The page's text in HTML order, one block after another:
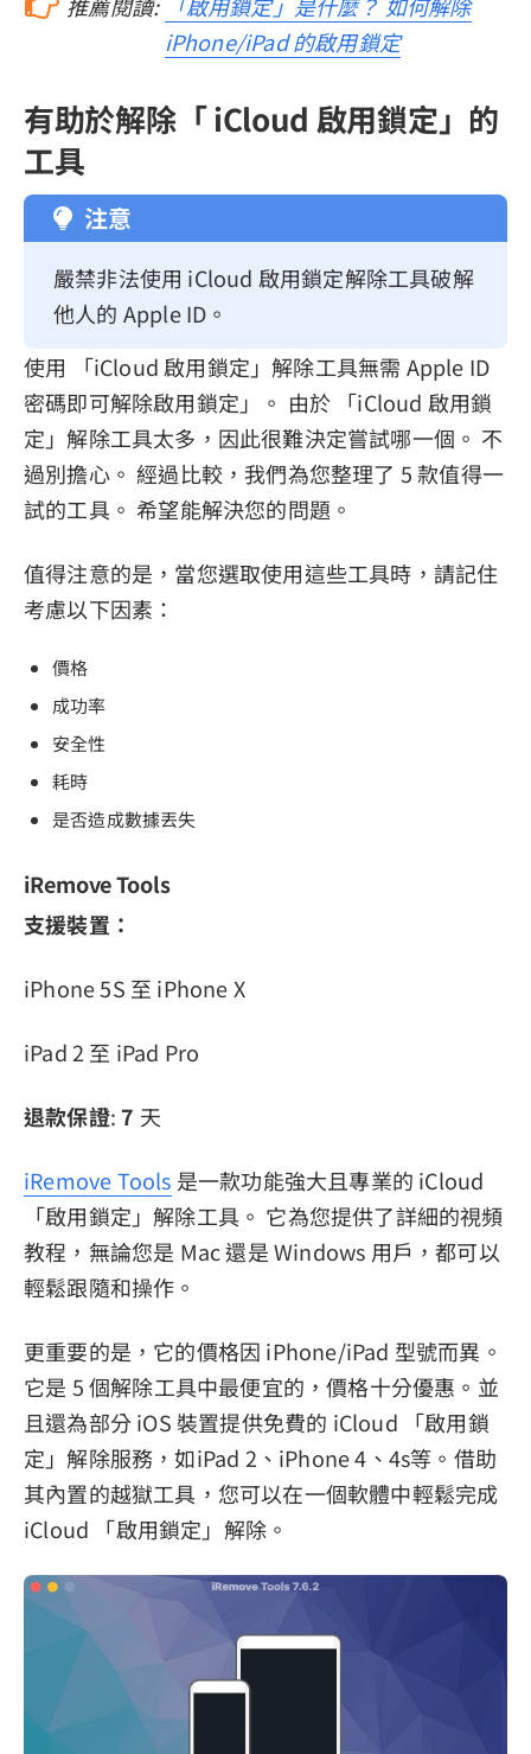
iPhone/iPad 的啟用鎖定
有助於解除「 iCloud 啟用鎖定」的
工具
注意
嚴禁非法使用 iCloud 啟用鎖定解除工具破解
他人的 Apple ID。
使用 「iCloud 啟用鎖定」解除工具無需 Apple ID
密碼即可解除啟用鎖定」。 由於 「iCloud 啟用鎖
定」解除工具太多，因此很難決定嘗試哪一個。 不
過別擔心。 經過比較，我們為您整理了 5 款值得一
試的工具。 希望能解決您的問題。
值得注意的是，當您選取使用這些工具時，請記住
考慮以下因素：
價格
成功率
安全性
耗時
是否造成數據丟失
iRemove Tools
支援裝置：
iPhone 5S 至 iPhone X
iPad 2 至 iPad Pro
退款保證: 7 天
iRemove Tools 是一款功能強大且專業的 iCloud
「啟用鎖定」解除工具。 它為您提供了詳細的視頻
教程，無論您是 Mac 還是 Windows 用戶，都可以
輕鬆跟隨和操作。
更重要的是，它的價格因 iPhone/iPad 型號而異。
它是 5 個解除工具中最便宜的，價格十分優惠。並
且還為部分 iOS 裝置提供免費的 iCloud 「啟用鎖
定」解除服務，如iPad 2、iPhone 4、4s等。借助
其內置的越獄工具，您可以在一個軟體中輕鬆完成
iCloud 「啟用鎖定」解除。